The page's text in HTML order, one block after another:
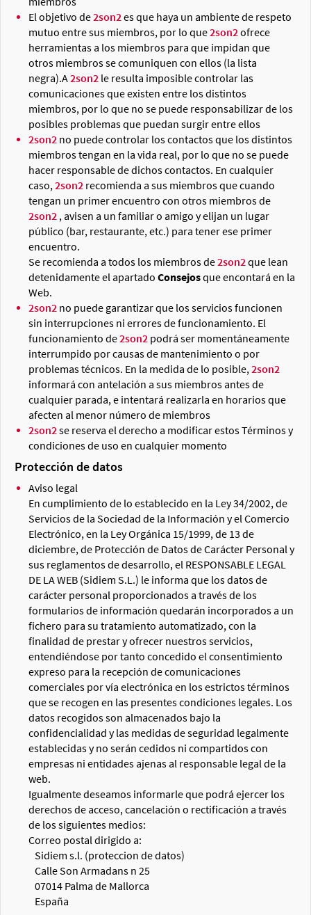
El objetivo de2son2 es que haya un ambiente de respeto
mutuo entre sus miembros, por lo que2son2 ofrece
herramientas a los miembros para que impidan que
otros miembros se comuniquen con ellos (la lista
negra).A2son2 le resulta imposible controlar las
comunicaciones que existen entre los distintos
miembros, por lo que no se puede responsabilizar de los
posibles problemas que puedan surgir entre ellos
2son2 no puede controlar los contactos que los distintos
miembros tengan en la vida real, por lo que no se puede
hacer responsable de dichos contactos. En cualquier
caso, 2son2 recomienda a sus miembros que cuando
tengan un primer encuentro con otros miembros de
2son2 , avisen a un familiar o amigo y elijan un lugar
público (bar, restaurante, etc.) para tener ese primer
encuentro.
Se recomienda a todos los miembros de2son2 que lean
detenidamente el apartado Consejosque encontará en la
Web.
2son2 no puede garantizar que los servicios funcionen
sin interrupciones ni errores de funcionamiento. El
funcionamiento de2son2 podrá ser momentáneamente
interrumpido por causas de mantenimiento o por
problemas técnicos. En la medida de lo posible, 2son2
informará con antelación a sus miembros antes de
cualquier parada, e intentará realizarla en horarios que
afecten al menor número de miembros
2son2 se reserva el derecho a modificar estos Términos y
condiciones de uso en cualquier momento
Protección de datos
Aviso legal
En cumplimiento de lo establecido en la Ley 34/2002, de
Servicios de la Sociedad de la Información y el Comercio
Electrónico, en la Ley Orgánica 15/1999, de 13 de
diciembre, de Protección de Datos de Carácter Personal y
sus reglamentos de desarrollo, el RESPONSABLE LEGAL
DE LA WEB (Sidiem S.L.) le informa que los datos de
carácter personal proporcionados a través de los
formularios de información quedarán incorporados a un
fichero para su tratamiento automatizado, con la
finalidad de prestar y ofrecer nuestros servicios,
entendiéndose por tanto concedido el consentimiento
expreso para la recepción de comunicaciones
comerciales por vía electrónica en los estrictos términos
que se recogen en las presentes condiciones legales. Los
datos recogidos son almacenados bajo la
confidencialidad y las medidas de seguridad legalmente
establecidas y no serán cedidos ni compartidos con
empresas ni entidades ajenas al responsable legal de la
web.
Igualmente deseamos informarle que podrá ejercer los
derechos de acceso, cancelación o rectificación a través
de los siguientes medios:
Correo postal dirigido a:
Sidiem s.l. (proteccion de datos)
Calle Son Armadans n 25
07014 Palma de Mallorca
España